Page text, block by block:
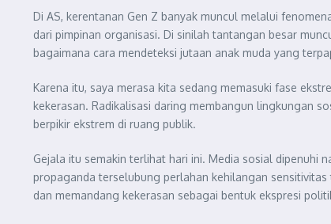
Di AS, kerentanan Gen Z banyak muncul melalui
dari pimpinan organisasi. Di sinilah tantangan besar
bagaimana cara mendeteksi jutaan anak muda yang
Karena itu, saya merasa kita sedang memasuki fase
kekerasan. Radikalisasi daring membangun lingkungan
berpikir ekstrem di ruang publik.
Gejala itu semakin terlihat hari ini. Media sosial dipenuhi
propaganda terselubung perlahan kehilangan
dan memandang kekerasan sebagai bentuk ekspresi